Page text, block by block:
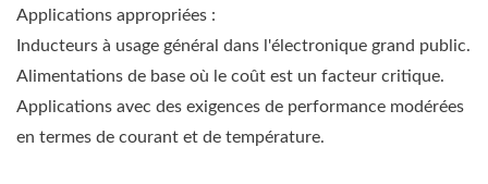
Applications appropriées :
Inducteurs à usage général dans l'électronique grand public.
Alimentations de base où le coût est un facteur critique.
Applications avec des exigences de performance modérées
en termes de courant et de température.